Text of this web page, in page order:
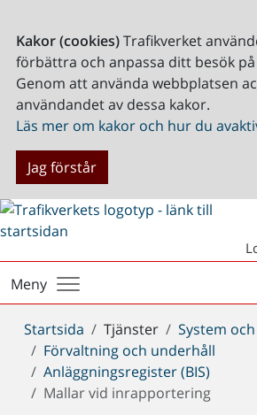
Kakor (cookies)Trafikverket
förbättra och anpassa ditt besök
Genom att använda webbplatsen
användandet av dessa kakor.
Läs mer om kakor och hur du
Jag förstår
Meny
Du
är
här:
Startsida Tjänster
System
Förvaltning och underhåll
Anläggningsregister (BIS)
Mallar vid inrapportering